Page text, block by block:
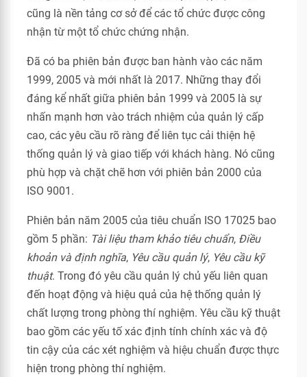
cũng là nền tảng cơ sở để các tổ chức được công
nhận từ một tổ chức chứng nhận.
Đã có ba phiên bản được ban hành vào các năm
1999, 2005 và mới nhất là 2017. Những thay đổi
đáng kể nhất giữa phiên bản 1999 và 2005 là sự
nhấn mạnh hơn vào trách nhiệm của quản lý cấp
cao, các yêu cầu rõ ràng để liên tục cải thiện hệ
thống quản lý và giao tiếp với khách hàng. Nó cũng
phù hợp và chặt chẽ hơn với phiên bản 2000 của
ISO 9001.
Phiên bản năm 2005 của tiêu chuẩn ISO 17025 bao
gồm 5 phần: Tài liệu tham khảo tiêu chuẩn, Điều
khoản và định nghĩa, Yêu cầu quản lý, Yêu cầu kỹ
thuật. Trong đó yêu cầu quản lý chủ yếu liên quan
đến hoạt động và hiệu quả của hệ thống quản lý
chất lượng trong phòng thí nghiệm. Yêu cầu kỹ thuật
bao gồm các yếu tố xác định tính chính xác và độ
tin cậy của các xét nghiệm và hiệu chuẩn được thực
hiện trong phòng thí nghiệm.